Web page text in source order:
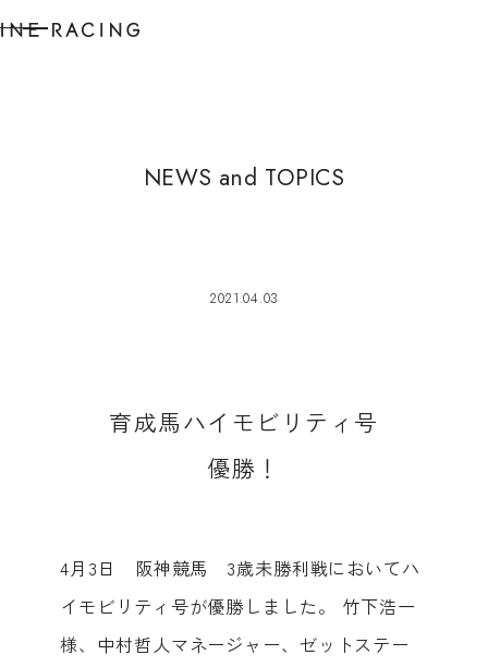
NEWS and TOPICS
2021.04.03
育成馬ハイ モ ビ リ テ ィ 号
優勝 ！
4月3日 阪神競馬 3歳未勝利戦においてハ
イモビリティ号が優勝しました。 竹下浩一
様、中村哲人マネージャー、ゼットステー